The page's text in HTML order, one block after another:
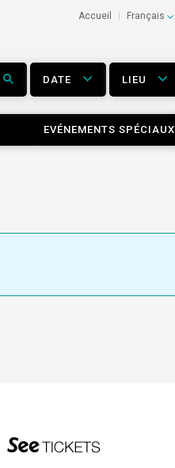
Accueil Français
DATE LIEU
EVÉNEMENTS SPÉCIAUX